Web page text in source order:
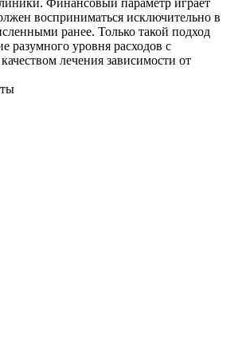
Финансовый параметр играет
восприниматься исключительно в
ранее. Только такой подход
разумного уровня расходов с
лечения зависимости от